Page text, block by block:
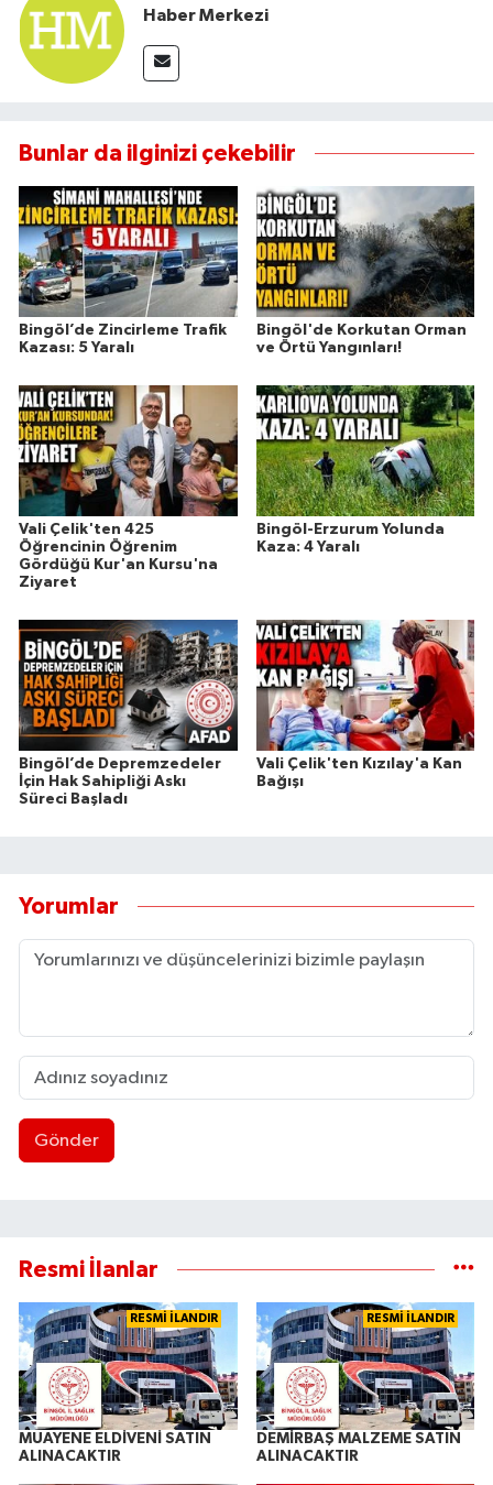
Haber Merkezi
Bunlar da ilginizi çekebilir
Bingöl’de Zincirleme Trafik
Kazası: 5 Yaralı
Bingöl'de Korkutan Orman
ve Örtü Yangınları!
Vali Çelik'ten 425
Öğrencinin Öğrenim
Gördüğü Kur'an Kursu'na
Ziyaret
Bingöl-Erzurum Yolunda
Kaza: 4 Yaralı
Bingöl’de Depremzedeler
İçin Hak Sahipliği Askı
Süreci Başladı
Vali Çelik'ten Kızılay'a Kan
Bağışı
Yorumlar
Gönder
Resmi İlanlar
RESMİ İLANDIR
MUAYENE ELDİVENİ SATIN
ALINACAKTIR
RESMİ İLANDIR
DEMİRBAŞ MALZEME SATIN
ALINACAKTIR